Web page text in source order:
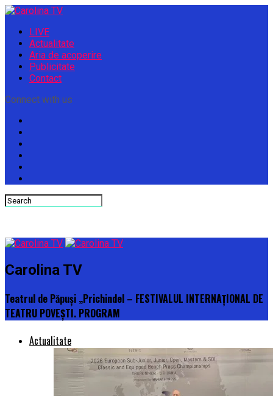
LIVE
Actualitate
Aria de acoperire
Publicitate
Contact
Connect with us
Carolina TV
Teatrul de Păpuși „Prichindel – FESTIVALUL INTERNAŢIONAL DE
TEATRU POVEŞTI. PROGRAM
Actualitate